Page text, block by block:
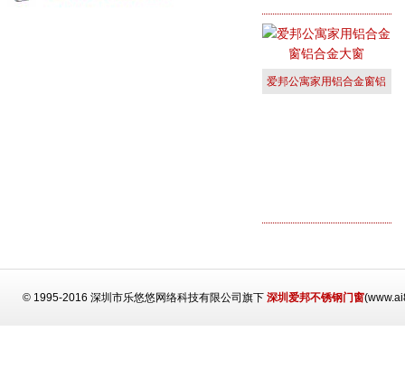
爱邦公寓家用铝合金窗铝
© 1995-2016 深圳市乐悠悠网络科技有限公司旗下深圳爱邦不锈钢门窗